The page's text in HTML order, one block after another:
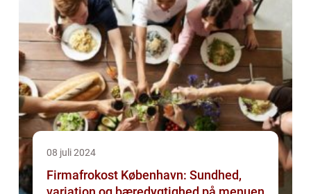
08 juli 2024
Firmafrokost København: Sundhed,